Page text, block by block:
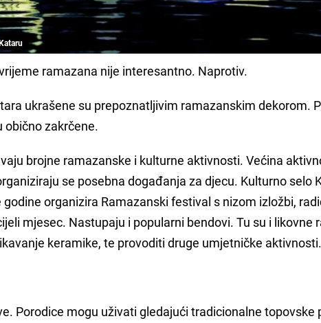
ramazana nije interesantno. Naprotiv.
ukrašene su prepoznatljivim ramazanskim dekorom.
obično zakrčene.
brojne ramazanske i kulturne aktivnosti. Većina
se posebna događanja za djecu. Kulturno selo
organizira Ramazanski festival s nizom izložbi,
mjesec. Nastupaju i popularni bendovi. Tu su i likovne
keramike, te provoditi druge umjetničke
Porodice mogu uživati gledajući tradicionalne topovske